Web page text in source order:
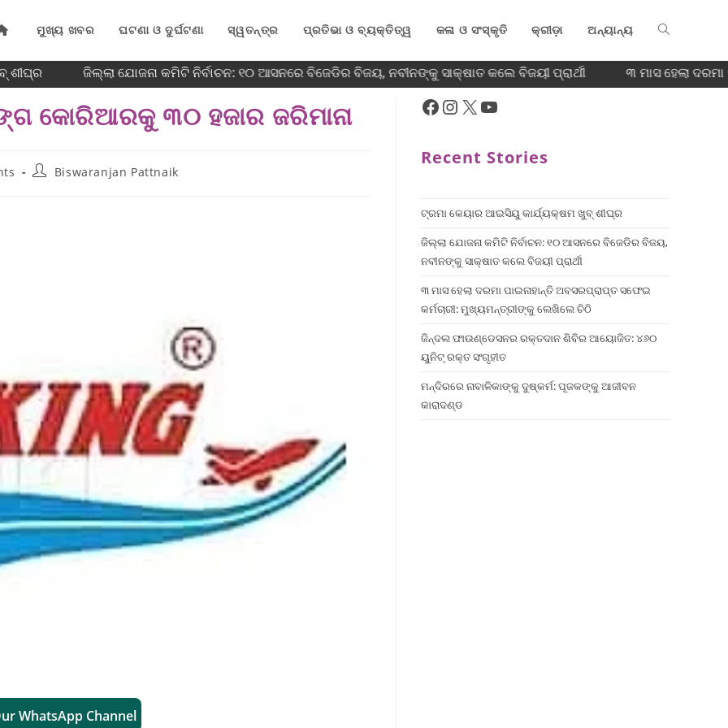
ମୁଖ୍ୟ ଖବର ଘଟଣା ଓ ଦୁର୍ଘଟଣା ସ୍ୱତନ୍ତ୍ର ପ୍ରତିଭା ଓ ବ୍ୟକ୍ତିତ୍ୱ କଳା ଓ ସଂସ୍କୃତି କ୍ରୀଡ଼ା ଅନ୍ୟାନ୍ୟ
ଜିଲ୍ଲା ଯୋଜନା କମିଟି ନିର୍ବାଚନ: ୧୦ ଆସନରେ ବିଜେଡିର ବିଜୟ, ନବୀନଙ୍କୁ ସାକ୍ଷାତ କଲେ ବିଜୟୀ ପ୍ରାର୍ଥୀ ୩ ମାସ ହେଲା
କୋରିଆରକୁ ୩୦ ହଜାର ଜରିମାନା
Biswaranjan Pattnaik
WhatsApp Channel
Recent Stories
ଟ୍ରମା କେୟାର ଆଇସିୟୁ କାର୍ଯ୍ୟକ୍ଷମ ଖୁବ୍ ଶୀଘ୍ର
ଜିଲ୍ଲା ଯୋଜନା କମିଟି ନିର୍ବାଚନ: ୧୦ ଆସନରେ ବିଜେଡିର ବିଜୟ,
ନବୀନଙ୍କୁ ସାକ୍ଷାତ କଲେ ବିଜୟୀ ପ୍ରାର୍ଥୀ
୩ ମାସ ହେଲା ଦରମା ପାଇନାହାନ୍ତି ଅବସରପ୍ରାପ୍ତ ସଫେଇ
କର୍ମଚାରୀ: ମୁଖ୍ୟମନ୍ତ୍ରୀଙ୍କୁ ଲେଖିଲେ ଚିଠି
ଜିନ୍ଦଲ ଫାଉଣ୍ଡେସନର ରକ୍ତଦାନ ଶିବିର ଆୟୋଜିତ: ୪୬୦
ୟୁନିଟ୍ ରକ୍ତ ସଂଗୃହୀତ
ମନ୍ଦିରରେ ନାବାଳିକାଙ୍କୁ ଦୁଷ୍କର୍ମ: ପୂଜକଙ୍କୁ ଆଜୀବନ
କାରାଦଣ୍ଡ